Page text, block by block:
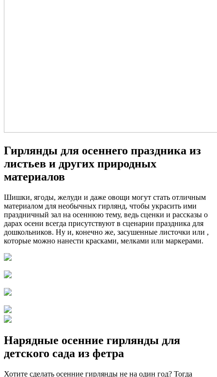
Гирлянды для осеннего праздника из
листьев и других природных
материалов
Шишки, ягоды, желуди и даже овощи могут стать отличным
материалом для необычных гирлянд, чтобы украсить ими
праздничный зал на осеннюю тему, ведь сценки и рассказы о
дарах осени всегда присутствуют в сценарии праздника для
дошкольников. Ну и, конечно же, засушенные листочки или ,
которые можно нанести красками, мелками или маркерами.
Нарядные осенние гирлянды для
детского сада из фетра
Хотите сделать осенние гирлянды не на один год? Тогда